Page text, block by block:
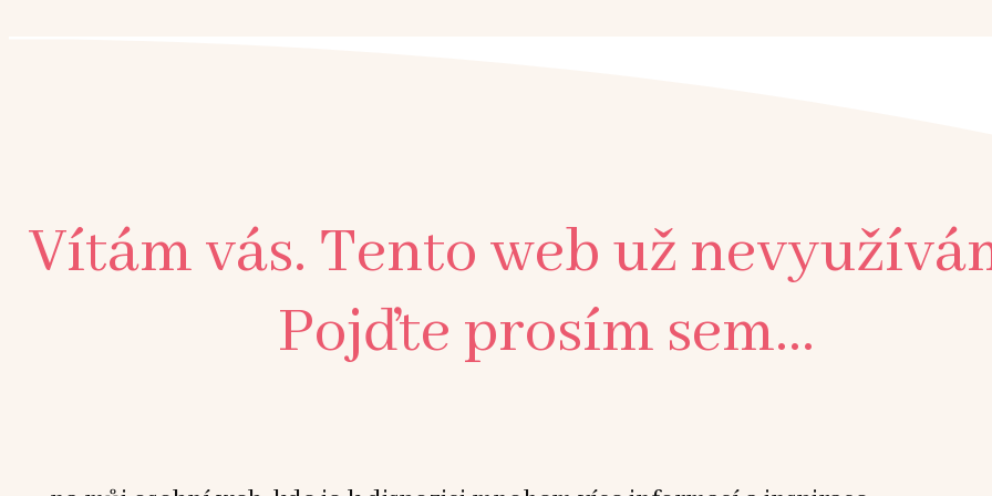
Vítám vás. Tento web už
Pojďte prosím sem...